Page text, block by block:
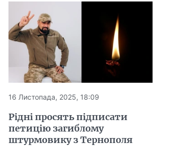
16 Листопада, 2025, 18:09
Рідні просять підписати
петицію загиблому
штурмовику з Тернополя